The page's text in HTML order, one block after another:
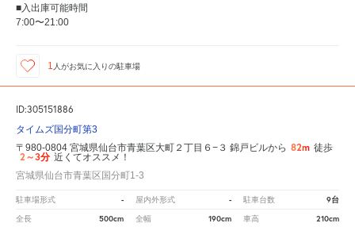
■入出庫可能時間
7:00〜21:00
1 人がお気に入りの駐車場
ID:305151886
タイムズ国分町第3
〒980-0804 宮城県仙台市青葉区大町２丁目６−３ 錦戸ビルから 82m 徒歩
2～3分 近くてオススメ！
宮城県仙台市青葉区国分町1-3
駐車場形式 - 屋内外形式 - 駐車台数 9台
全長 500cm 全幅 190cm 車高 210cm